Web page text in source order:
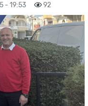
- 19:53 92